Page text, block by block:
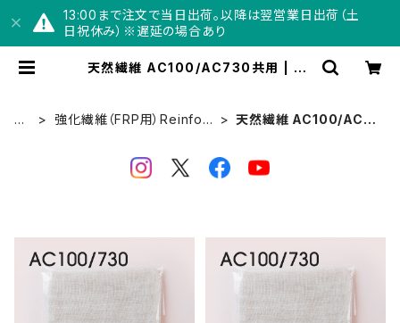
13:00まで注文で当日出荷。以降は翌営業日出荷（土
日祝休み）※遅延の場合あり
天然繊維 AC100/AC730共用 | Je
T
強化繊維（FRP用）Reinforc
天然繊維 AC100/AC7